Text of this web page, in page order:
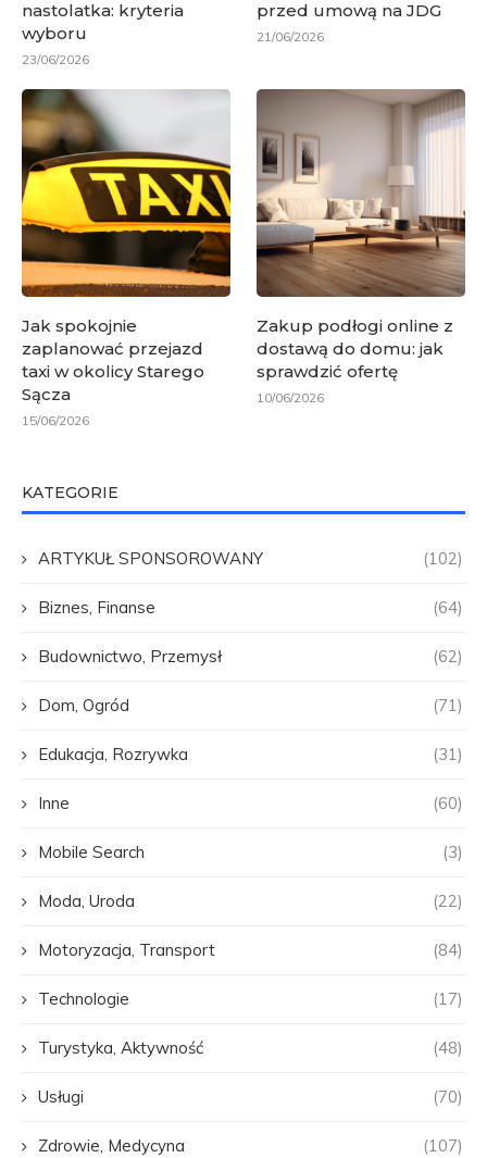
nastolatka: kryteria
wyboru
23/06/2026
przed umową na JDG
21/06/2026
Jak spokojnie
zaplanować przejazd
taxi w okolicy Starego
Sącza
15/06/2026
Zakup podłogi online z
dostawą do domu: jak
sprawdzić ofertę
10/06/2026
KATEGORIE
ARTYKUŁ SPONSOROWANY (102)
Biznes, Finanse (64)
Budownictwo, Przemysł (62)
Dom, Ogród (71)
Edukacja, Rozrywka (31)
Inne (60)
Mobile Search (3)
Moda, Uroda (22)
Motoryzacja, Transport (84)
Technologie (17)
Turystyka, Aktywność (48)
Usługi (70)
Zdrowie, Medycyna (107)